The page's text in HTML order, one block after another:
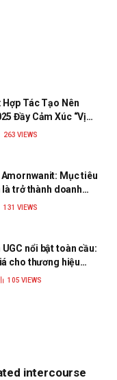
Hợp Tác Tạo Nên
Đầy Cảm Xúc “Vị
263 VIEWS
Amornwanit: Mục tiêu
là trở thành doanh
bền vững
131 VIEWS
nổi bật toàn cầu:
cho thương hiệu
105 VIEWS
intercourse